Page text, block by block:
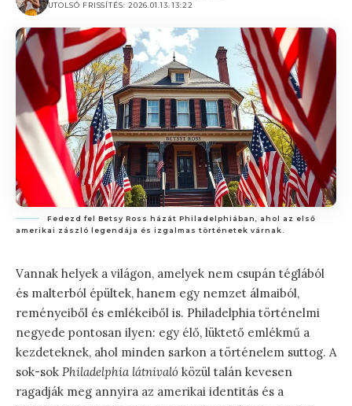
UTOLSÓ FRISSÍTÉS: 2026.01.13. 13:22
Fedezd fel Betsy Ross házát Philadelphiában, ahol az első
amerikai zászló legendája és izgalmas történetek várnak.
Vannak helyek a világon, amelyek nem csupán téglából
és malterból épültek, hanem egy nemzet álmaiból,
reményeiből és emlékeiből is. Philadelphia történelmi
negyede pontosan ilyen: egy élő, lüktető emlékmű a
kezdeteknek, ahol minden sarkon a történelem suttog. A
sok-sok Philadelphia látnivaló közül talán kevesen
ragadják meg annyira az amerikai identitás és a